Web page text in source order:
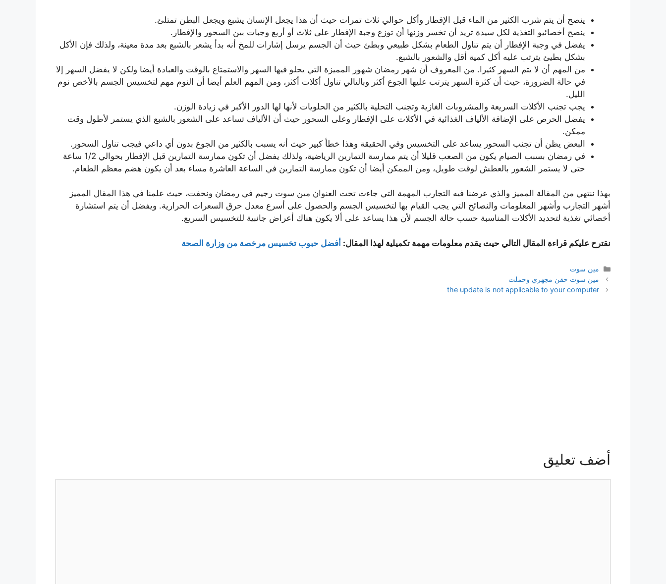
ينصح أن يتم شرب الكثير من الماء قبل الإفطار وأكل حوالي ثلاث تمرات حيث أن هذا يجعل الإنسان يشبع ويجعل البطن تمتلئ.
ينصح أخصائيو التغذية لكل سيدة تريد أن تخسر وزنها أن توزع وجبة الإفطار على ثلاث أو أربع وجبات بين السحور والإفطار.
يفضل في وجبة الإفطار أن يتم تناول الطعام بشكل طبيعي وبطئ حيث أن الجسم يرسل إشارات للمخ أنه بدأ يشعر بالشبع بعد مدة معينة، ولذلك فإن الأكل
بشكل بطيئ يترتب عليه أكل كمية أقل والشعور بالشبع.
من المهم أن لا يتم السهر كثيرا. من المعروف أن شهر رمضان شهور المميزة التي يحلو فيها السهر والاستمتاع بالوقت والعبادة أيضا ولكن لا يفضل السهر إلا
في حالة الضرورة، حيث أن كثرة السهر يترتب عليها الجوع أكثر وبالتالي تناول أكلات أكثر، ومن المهم العلم أيضا أن النوم مهم لتخسيس الجسم بالأخص نوم
الليل.
يجب تجنب الأكلات السريعة والمشروبات الغازية وتجنب التحلية بالكثير من الحلويات لأنها لها الدور الأكبر في زيادة الوزن.
يفضل الحرص على الإضافة الألياف الغذائية في الأكلات على الإفطار وعلى السحور حيث أن الألياف تساعد على الشعور بالشبع الذي يستمر لأطول وقت
ممكن.
البعض يظن أن تجنب السحور يساعد على التخسيس وفي الحقيقة وهذا خطأ كبير حيث أنه يسبب بالكثير من الجوع بدون أي داعي فيجب تناول السحور.
في رمضان بسبب الصيام يكون من الصعب قليلا أن يتم ممارسة التمارين الرياضية، ولذلك يفضل أن تكون ممارسة التمارين قبل الإفطار بحوالي 1/2 ساعة
حتى لا يستمر الشعور بالعطش لوقت طويل، ومن الممكن أيضا أن تكون ممارسة التمارين في الساعة العاشرة مساء بعد أن يكون هضم معظم الطعام.
بهذا ننتهي من المقالة المميز والذي عرضنا فيه التجارب المهمة التي جاءت تحت العنوان مين سوت رجيم في رمضان ونحفت، حيث علمنا في هذا المقال المميز
أشهر التجارب وأشهر المعلومات والنصائح التي يجب القيام بها لتخسيس الجسم والحصول على أسرع معدل حرق السعرات الحرارية. ويفضل أن يتم استشارة
أخصائي تغذية لتحديد الأكلات المناسبة حسب حالة الجسم لأن هذا يساعد على ألا يكون هناك أعراض جانبية للتخسيس السريع.
نقترح عليكم قراءة المقال التالي حيث يقدم معلومات مهمة تكميلية لهذا المقال: أفضل حبوب تخسيس مرخصة من وزارة الصحة
التصنيفات
مين سوت
مين سوت حقن مجهري وحملت
the update is not applicable to your computer
أضف تعليق